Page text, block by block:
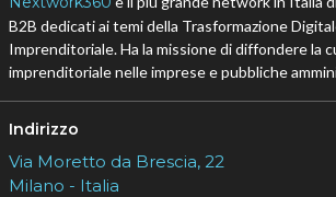
B2B dedicati ai temi della Trasformazione
Imprenditoriale. Ha la missione di diffondere la
imprenditoriale nelle imprese e pubbliche
Indirizzo
Via Moretto da Brescia, 22
Milano - Italia